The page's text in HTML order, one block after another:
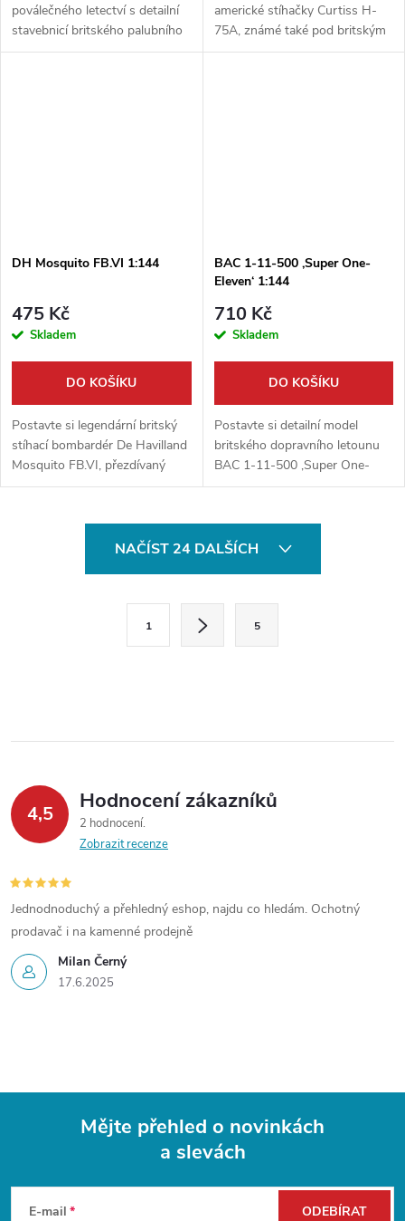
poválečného letectví s detailní
stavebnicí britského palubního
stíhače DH Sea Venom v
americké stíhačky Curtiss H-
75A, známé také pod britským
označením Mohawk IV, v
DH Mosquito FB.VI 1:144
475 Kč
Skladem
DO KOŠÍKU
Postavte si legendární britský
stíhací bombardér De Havilland
Mosquito FB.VI, přezdívaný
„Dřevěný zázrak“. Tato vysoce
kompaktním měřítku 1:144...
BAC 1-11-500 ,Super One-
Eleven‘ 1:144
710 Kč
Skladem
DO KOŠÍKU
Postavte si detailní model
britského dopravního letounu
BAC 1-11-500 ‚Super One-
Eleven‘ v měřítku 1:144. Tato
firmy Mark I obsahuje
precizně...
í
p
v
k
y
p
u
NAČÍST 24 DALŠÍCH
k
v
á
n
1 5
4,5 Hodnocení zákazníků
2 hodnocení
Zobrazit recenze
Milan Černý
17.6.2025
Jednodnoduchý a přehledný eshop, najdu co hledám. Ochotný
prodavač i na kamenné prodejně
Mějte přehled o novinkách
a slevách
E-mail ODEBÍRAT